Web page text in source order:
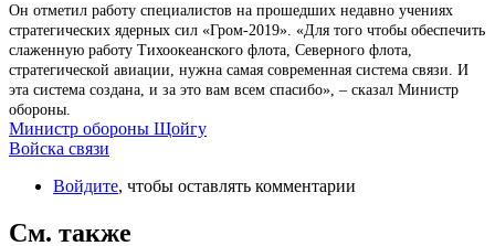
Он отметил работу специалистов на прошедших недавно учениях
стратегических ядерных сил «Гром-2019». «Для того чтобы обеспечить
слаженную работу Тихоокеанского флота, Северного флота,
стратегической авиации, нужна самая современная система связи. И
эта система создана, и за это вам всем спасибо», – сказал Министр
обороны.
Министр обороны Щойгу
Войска связи
Войдите, чтобы оставлять комментарии
См. также